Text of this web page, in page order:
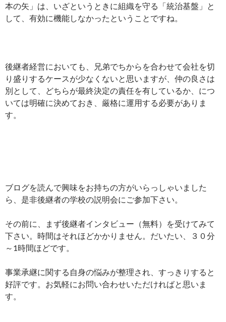
本の矢」は、いざというときに組織を守る「統治基盤」と
して、有効に機能しなかったということですね。
後継者経営においても、兄弟でちからを合わせて会社を切
り盛りするケースが少なくないと思いますが、仲の良さは
別として、どちらが最終決定の責任を有しているか、につ
いては明確に決めておき、厳格に運用する必要がありま
す。
ブログを読んで興味をお持ちの方がいらっしゃいました
ら、是非後継者の学校の説明会にご参加下さい。
その前に、まず後継者インタビュー（無料）を受けてみて
下さい。時間はそれほどかかりません。だいたい、３０分
～1時間ほどです。
事業承継に関する自身の悩みが整理され、すっきりすると
好評です。お気軽にお問い合わせいただければと思いま
す。